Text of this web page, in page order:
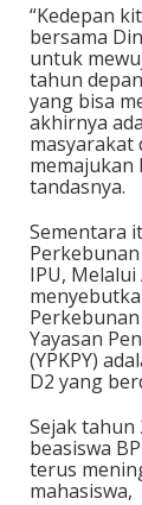
“Kedepan
bersama
untuk
tahun
yang bisa
akhirnya
masyarakat
memajukan
tandasnya.
Sementara
Perkebunan
IPU, Melalui
Perkebunan
Yayasan
(YPKPY)
D2 yang
Sejak tahun
beasiswa
terus
mahasiswa,